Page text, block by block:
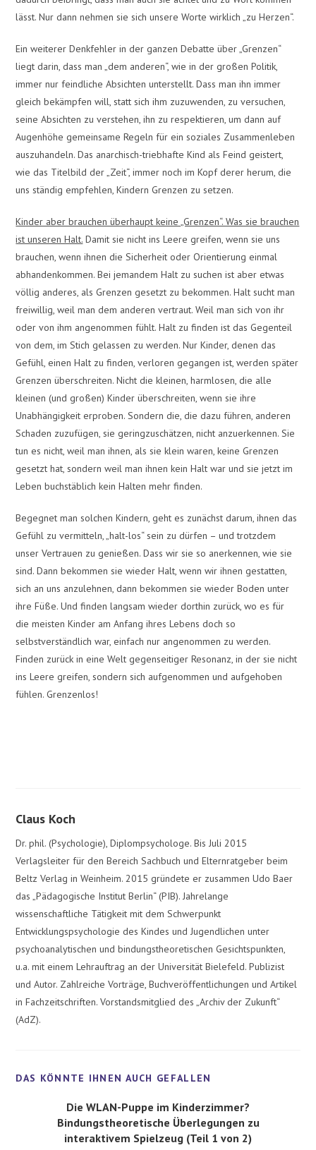
lässt. Nur dann nehmen sie sich unsere Worte wirklich „zu Herzen“.
Ein weiterer Denkfehler in der ganzen Debatte über „Grenzen“
liegt darin, dass man „dem anderen“, wie in der großen Politik,
immer nur feindliche Absichten unterstellt. Dass man ihn immer
gleich bekämpfen will, statt sich ihm zuzuwenden, zu versuchen,
seine Absichten zu verstehen, ihn zu respektieren, um dann auf
Augenhöhe gemeinsame Regeln für ein soziales Zusammenleben
auszuhandeln. Das anarchisch-triebhafte Kind als Feind geistert,
wie das Titelbild der „Zeit“, immer noch im Kopf derer herum, die
uns ständig empfehlen, Kindern Grenzen zu setzen.
Kinder aber brauchen überhaupt keine „Grenzen“. Was sie brauchen
ist unseren Halt. Damit sie nicht ins Leere greifen, wenn sie uns
brauchen, wenn ihnen die Sicherheit oder Orientierung einmal
abhandenkommen. Bei jemandem Halt zu suchen ist aber etwas
völlig anderes, als Grenzen gesetzt zu bekommen. Halt sucht man
freiwillig, weil man dem anderen vertraut. Weil man sich von ihr
oder von ihm angenommen fühlt. Halt zu finden ist das Gegenteil
von dem, im Stich gelassen zu werden. Nur Kinder, denen das
Gefühl, einen Halt zu finden, verloren gegangen ist, werden später
Grenzen überschreiten. Nicht die kleinen, harmlosen, die alle
kleinen (und großen) Kinder überschreiten, wenn sie ihre
Unabhängigkeit erproben. Sondern die, die dazu führen, anderen
Schaden zuzufügen, sie geringzuschätzen, nicht anzuerkennen. Sie
tun es nicht, weil man ihnen, als sie klein waren, keine Grenzen
gesetzt hat, sondern weil man ihnen kein Halt war und sie jetzt im
Leben buchstäblich kein Halten mehr finden.
Begegnet man solchen Kindern, geht es zunächst darum, ihnen das
Gefühl zu vermitteln, „halt-los“ sein zu dürfen – und trotzdem
unser Vertrauen zu genießen. Dass wir sie so anerkennen, wie sie
sind. Dann bekommen sie wieder Halt, wenn wir ihnen gestatten,
sich an uns anzulehnen, dann bekommen sie wieder Boden unter
ihre Füße. Und finden langsam wieder dorthin zurück, wo es für
die meisten Kinder am Anfang ihres Lebens doch so
selbstverständlich war, einfach nur angenommen zu werden.
Finden zurück in eine Welt gegenseitiger Resonanz, in der sie nicht
ins Leere greifen, sondern sich aufgenommen und aufgehoben
fühlen. Grenzenlos!
Claus Koch
Dr. phil. (Psychologie), Diplompsychologe. Bis Juli 2015
Verlagsleiter für den Bereich Sachbuch und Elternratgeber beim
Beltz Verlag in Weinheim. 2015 gründete er zusammen Udo Baer
das „Pädagogische Institut Berlin“ (PIB). Jahrelange
wissenschaftliche Tätigkeit mit dem Schwerpunkt
Entwicklungspsychologie des Kindes und Jugendlichen unter
psychoanalytischen und bindungstheoretischen Gesichtspunkten,
u.a. mit einem Lehrauftrag an der Universität Bielefeld. Publizist
und Autor. Zahlreiche Vorträge, Buchveröffentlichungen und Artikel
in Fachzeitschriften. Vorstandsmitglied des „Archiv der Zukunft“
(AdZ).
Die WLAN-Puppe im Kinderzimmer?
Bindungstheoretische Überlegungen zu
interaktivem Spielzeug (Teil 1 von 2)